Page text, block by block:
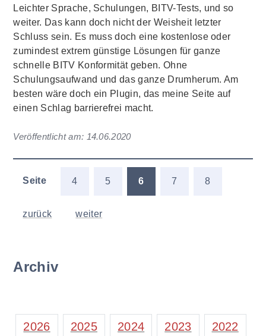
Leichter Sprache, Schulungen, BITV-Tests, und so
weiter. Das kann doch nicht der Weisheit letzter
Schluss sein. Es muss doch eine kostenlose oder
zumindest extrem günstige Lösungen für ganze
schnelle BITV Konformität geben. Ohne
Schulungsaufwand und das ganze Drumherum. Am
besten wäre doch ein Plugin, das meine Seite auf
einen Schlag barrierefrei macht.
Veröffentlicht am: 14.06.2020
Seite 4 5 6 7 8
zurück weiter
Archiv
2026 2025 2024 2023 2022